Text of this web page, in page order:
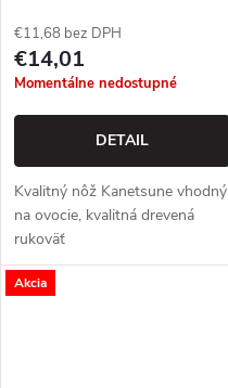
€11,68 bez DPH
€14,01
Momentálne nedostupné
DETAIL
Kvalitný nôž Kanetsune vhodný
na ovocie, kvalitná drevená
rukoväť
Akcia